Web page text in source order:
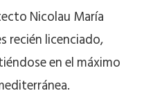
Nicolau María
recién licenciado,
en el máximo